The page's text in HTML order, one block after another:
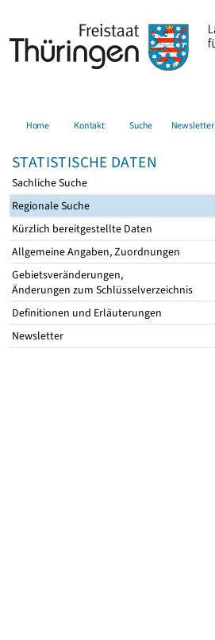
Home Kontakt Suche Newsletter
STATISTISCHE DATEN
Sachliche Suche
Regionale Suche
Kürzlich bereitgestellte Daten
Allgemeine Angaben, Zuordnungen
Gebietsveränderungen,
Änderungen zum Schlüsselverzeichnis
Definitionen und Erläuterungen
Newsletter